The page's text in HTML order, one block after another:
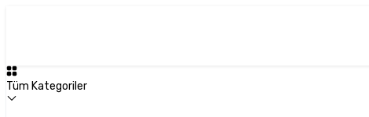
Tüm Kategoriler